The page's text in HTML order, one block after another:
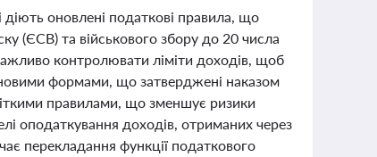
діють оновлені податкові правила, що
(ЄСВ) та військового збору до 20 числа
контролювати ліміти доходів, щоб
новими формами, що затверджені наказом
правилами, що зменшує ризики
оподаткування доходів, отриманих через
перекладання функції податкового